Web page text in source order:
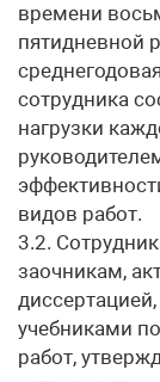
времени
пятидневной
сотрудника
нагрузки
видов работ.
3.2.
заочникам,
учебниками
работ,